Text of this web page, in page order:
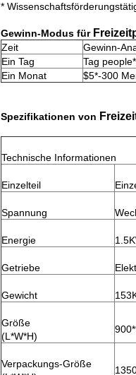
*
Gewinn-Modus für
Zeit Gewinn-
Ein Tag
Tag
Ein Monat
$5*-300
Spezifikationen von
Technische Informationen
Einzelteil
Spannung
Energie
Getriebe
Gewicht
Größe
(L*W*H)
Verpackungs-Größe